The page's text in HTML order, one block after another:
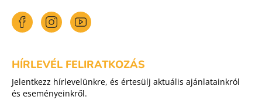
HÍRLEVÉL FELIRATKOZÁS
Jelentkezz hírlevelünkre, és értesülj aktuális ajánlatainkról
és eseményeinkről.